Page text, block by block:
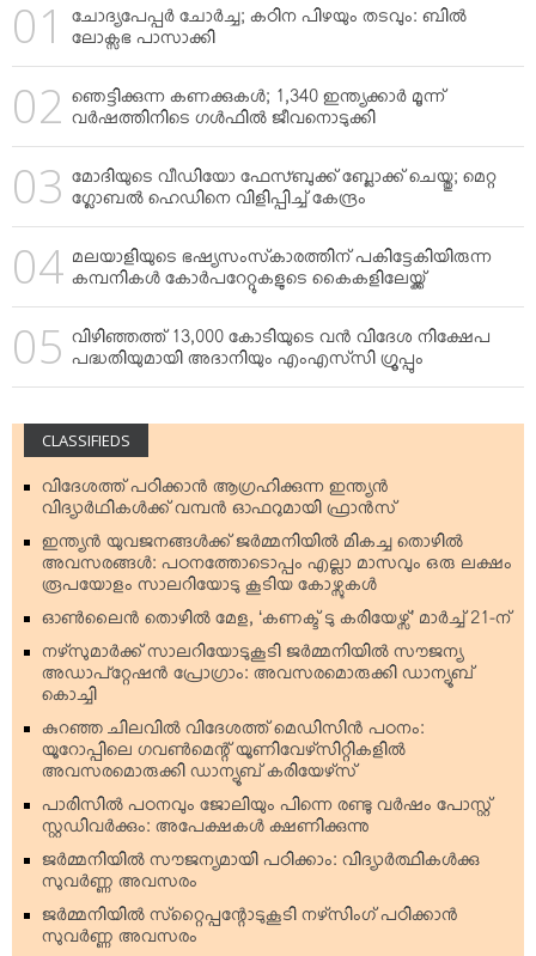
KARSHAKAN
GREETINGS
OBITUARY
ചോദ്യപേപ്പര്‍ ചോര്‍ച്ച; കഠിന പിഴയും തടവും: ബില്‍
ലോക്സഭ പാസാക്കി
ഞെട്ടിക്കുന്ന കണക്കുകള്‍; 1,340 ഇന്ത്യക്കാര്‍ മൂന്ന്
വര്‍ഷത്തിനിടെ ഗള്‍ഫില്‍ ജീവനൊടുക്കി
മോദിയുടെ വീഡിയോ ഫേസ്ബുക്ക് ബ്ലോക്ക് ചെയ്തു; മെറ്റ
ഗ്ലോബല്‍ ഹെഡിനെ വിളിപ്പിച്ച് കേന്ദ്രം
മലയാളിയുടെ ഭഷ്യസംസ്‌കാരത്തിന് പകിട്ടേകിയിരുന്ന
കമ്പനികള്‍ കോര്‍പറേറ്റുകളുടെ കൈകളിലേയ്ക്ക്
വിഴിഞ്ഞത്ത് 13,000 കോടിയുടെ വന്‍ വിദേശ നിക്ഷേപ
പദ്ധതിയുമായി അദാനിയും എംഎസ്‌സി ഗ്രൂപ്പും
CLASSIFIEDS
വിദേശത്ത് പഠിക്കാന്‍ ആഗ്രഹിക്കുന്ന ഇന്ത്യന്‍
വിദ്യാര്‍ഥികള്‍ക്ക് വമ്പന്‍ ഓഫറുമായി ഫ്രാന്‍സ്
ഇന്ത്യന്‍ യുവജനങ്ങള്‍ക്ക് ജര്‍മ്മനിയില്‍ മികച്ച തൊഴില്‍
അവസരങ്ങള്‍: പഠനത്തോടൊപ്പം എല്ലാ മാസവും ഒരു ലക്ഷം
രൂപയോളം സാലറിയോടു കൂടിയ കോഴ്സുകള്‍
ഓണ്‍ലൈന്‍ തൊഴില്‍ മേള, ‘കണക്ട് ടു കരിയേഴ്സ്’ മാര്‍ച്ച് 21-ന്
നഴ്‌സുമാര്‍ക്ക് സാലറിയോടുകൂടി ജര്‍മ്മനിയില്‍ സൗജന്യ
അഡാപ്റ്റേഷന്‍ പ്രോഗ്രാം: അവസരമൊരുക്കി ഡാന്യൂബ്
കൊച്ചി
കുറഞ്ഞ ചിലവില്‍ വിദേശത്ത് മെഡിസിന്‍ പഠനം:
യൂറോപ്പിലെ ഗവണ്‍മെന്റ് യൂണിവേഴ്‌സിറ്റികളില്‍
അവസരമൊരുക്കി ഡാന്യൂബ് കരിയേഴ്‌സ്
പാരിസില്‍ പഠനവും ജോലിയും പിന്നെ രണ്ടു വര്‍ഷം പോസ്റ്റ്
സ്റ്റഡിവര്‍ക്കും: അപേക്ഷകള്‍ ക്ഷണിക്കുന്നു
ജര്‍മ്മനിയില്‍ സൗജന്യമായി പഠിക്കാം: വിദ്യാര്‍ത്ഥികള്‍ക്കു
സുവര്‍ണ്ണ അവസരം
ജര്‍മ്മനിയില്‍ സ്‌റ്റൈപ്പന്റോടുകൂടി നഴ്‌സിംഗ് പഠിക്കാന്‍
സുവര്‍ണ്ണ അവസരം